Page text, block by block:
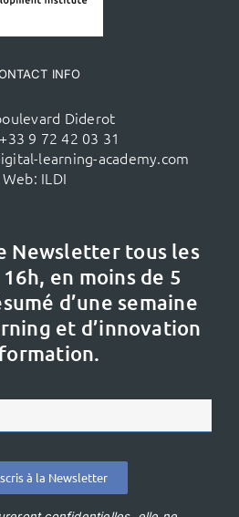
INFO
Diderot
+33 9 72 42 03 31
learning-academy.com
Web: ILDI
Newsletter tous les
en moins de 5
d’une semaine
et d’innovation
à la Newsletter